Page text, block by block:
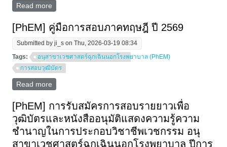
Read more
[PhEM] คู่มือการสอบภาคทฤษฎี ปี 2569
Submitted byji_s on Thu, 2026-03-19 08:34
Tags:
อนุสาขาเวชศาสตร์ฉุกเฉินนอกโรงพยาบาล (PhEM)
การสอบวุฒิบัตร
Read more
[PhEM] การรับสมัครการสอบรายยาวเพื่อ
วุฒิบัตรและหนังสืออนุมัติแสดงความรู้ความ
ชำนาญในการประกอบวิชาชีพเวชกรรม อนุ
สาขาเวชศาสตร์ฉุกเฉินนอกโรงพยาบาล ปีการ